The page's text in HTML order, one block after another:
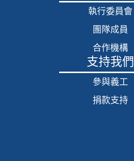
執行委員會
團隊成員
合作機構
支持我們
參與義工
捐款支持